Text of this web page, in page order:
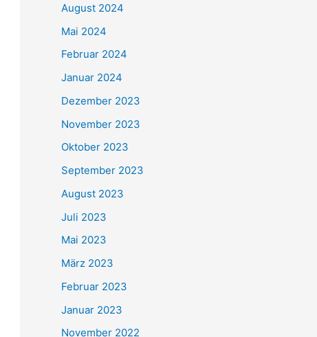
August 2024
Mai 2024
Februar 2024
Januar 2024
Dezember 2023
November 2023
Oktober 2023
September 2023
August 2023
Juli 2023
Mai 2023
März 2023
Februar 2023
Januar 2023
November 2022